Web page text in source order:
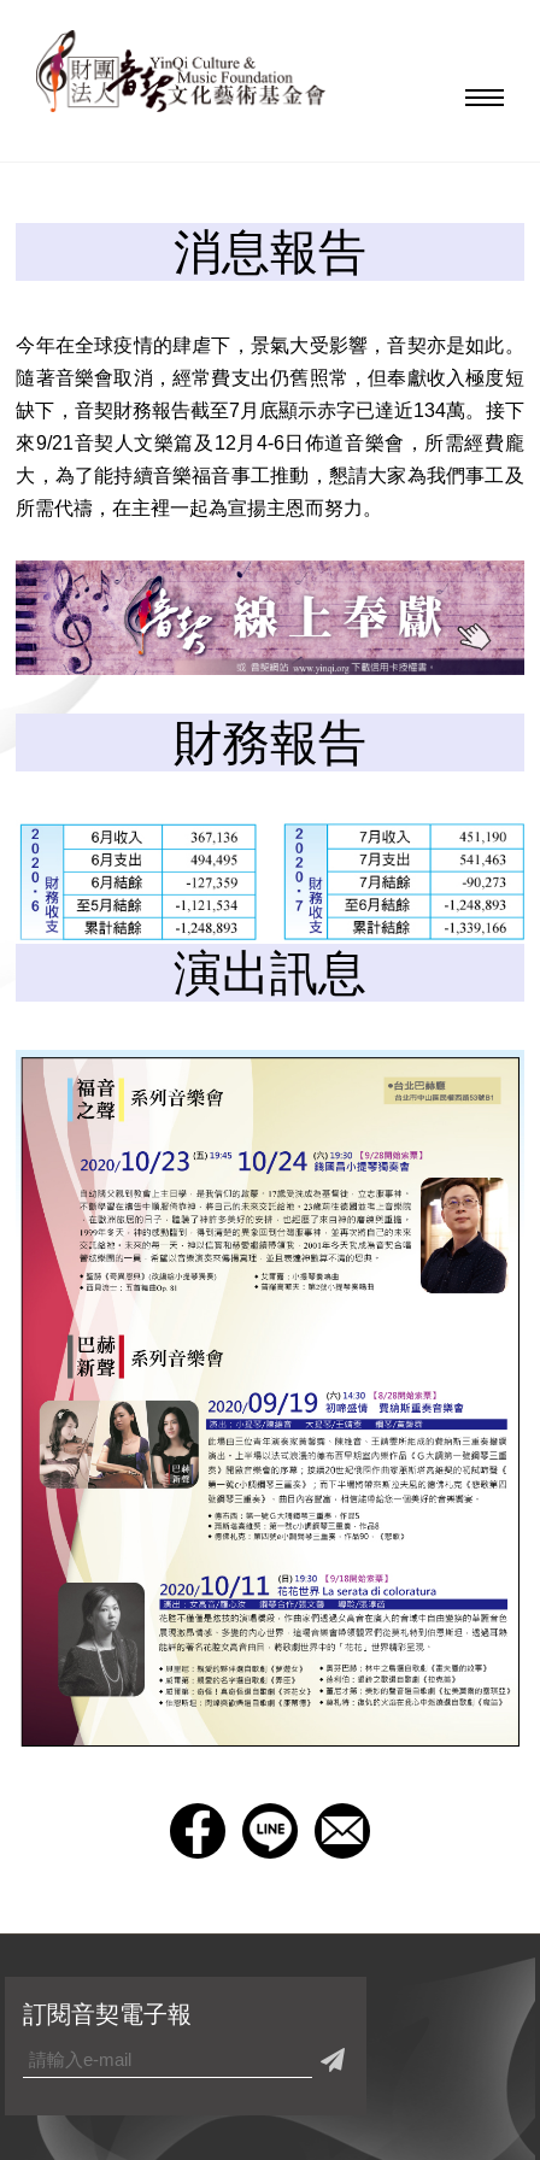
消息報告
今年在全球疫情的肆虐下，景氣大受影響，音契亦是如此。
隨著音樂會取消，經常費支出仍舊照常，但奉獻收入極度短
缺下，音契財務報告截至7月底顯示赤字已達近134萬。接下
來9/21音契人文樂篇及12月4-6日佈道音樂會，所需經費龐
大，為了能持續音樂福音事工推動，懇請大家為我們事工及
所需代禱，在主裡一起為宣揚主恩而努力。
財務報告
演出訊息
訂閱音契電子報